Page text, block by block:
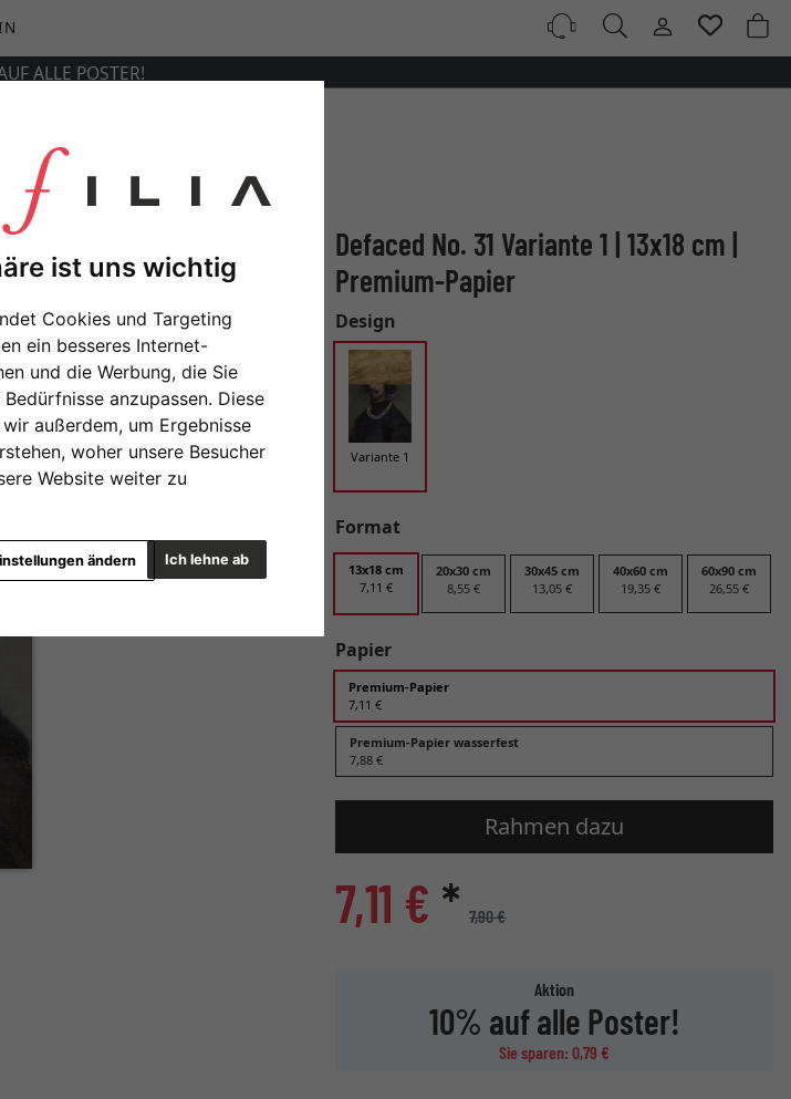
ist uns wichtig
Cookies und Targeting
ein besseres Internet-
und die Werbung, die Sie
anzupassen. Diese
außerdem, um Ergebnisse
woher unsere Besucher
Website weiter zu
Ich lehne ab
ändern
ALLE POSTER!
Defaced No. 31 Variante 1 | 13x18 cm |
Premium-Papier
Design
Variante 1
Format
13x18 cm
7,11 €
20x30 cm
8,55 €
30x45 cm
13,05 €
40x60 cm
19,35 €
60x90 cm
26,55 €
Papier
Premium-Papier
7,11 €
Premium-Papier wasserfest
7,88 €
Rahmen dazu
7,11 € * 7,90 €
Aktion
10% auf alle Poster!
Sie sparen: 0,79 €